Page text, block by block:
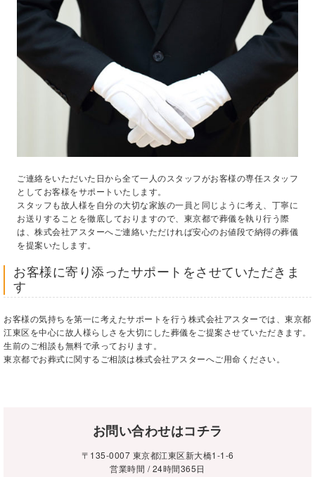
ご連絡をいただいた日から全て一人のスタッフがお客様の専任スタッフ
としてお客様をサポートいたします。
スタッフも故人様を自分の大切な家族の一員と同じように考え、丁寧に
お送りすることを徹底しておりますので、東京都で葬儀を執り行う際
は、株式会社アスターへご連絡いただければ安心のお値段で納得の葬儀
を提案いたします。
お客様に寄り添ったサポートをさせていただきま
す
お客様の気持ちを第一に考えたサポートを行う株式会社アスターでは、東京都
江東区を中心に故人様らしさを大切にした葬儀をご提案させていただきます。
生前のご相談も無料で承っております。
東京都でお葬式に関するご相談は株式会社アスターへご用命ください。
お問い合わせはコチラ
〒135-0007 東京都江東区新大橋1-1-6
営業時間 /24時間365日